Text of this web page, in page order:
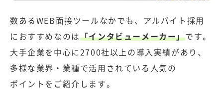
数あるWEB面接ツールなかでも、アルバイト採用
におすすめなのは「インタビューメーカー」です。
大手企業を中心に2700社以上の導入実績があり、
多様な業界・業種で活用されている人気の
ポイントをご紹介します。